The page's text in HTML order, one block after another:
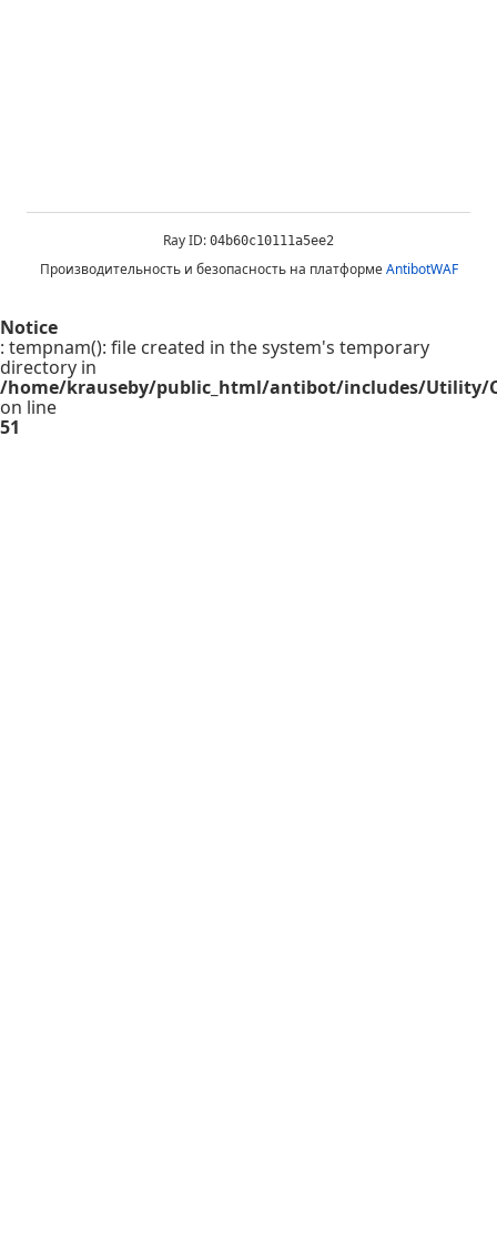
Ray ID: 04b60c10111a5ee2
Производительность и безопасность на платформе AntibotWAF
Notice
: tempnam(): file created in the system's temporary
directory in
/home/krauseby/public_html/antibot/includes/Utility/
on line
51